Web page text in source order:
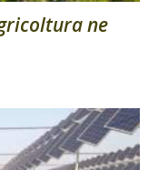
ne